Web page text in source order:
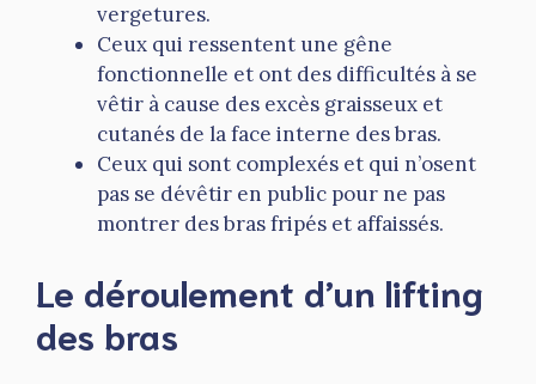
vergetures.
Ceux qui ressentent une gêne
fonctionnelle et ont des difficultés à se
vêtir à cause des excès graisseux et
cutanés de la face interne des bras.
Ceux qui sont complexés et qui n’osent
pas se dévêtir en public pour ne pas
montrer des bras fripés et affaissés.
Le déroulement d’un lifting
des bras